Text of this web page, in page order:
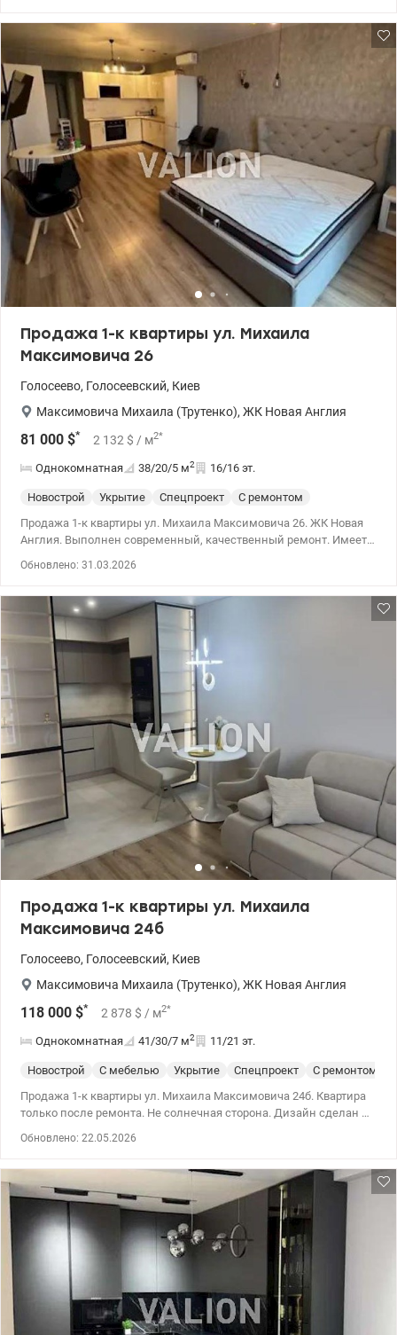
создают дополнительный комфорт для жителей. 044 200 10 80
valion.ua/1145787
Продажа 1-к квартиры ул. Михаила
Максимовича 26
Голосеево, Голосеевский, Киев
Максимовича Михаила (Трутенко), ЖК Новая Англия
81 000 $* 2 132 $ / м2*
Однокомнатная 38/20/5 м2 16/16 эт.
Новострой Укрытие Спецпроект
С ремонтом
Продажа 1-к квартиры ул. Михаила Максимовича 26. ЖК Новая
Англия. Выполнен современный, качественный ремонт. Имеет
всю необходимую инфраструктуру для комфортного
проживания. 044 200 10 80 valion.ua/1145391
Обновлено: 31.03.2026
Продажа 1-к квартиры ул. Михаила
Максимовича 24б
Голосеево, Голосеевский, Киев
Максимовича Михаила (Трутенко), ЖК Новая Англия
118 000 $* 2 878 $ / м2*
Однокомнатная 41/30/7 м2 11/21 эт.
Новострой С мебелью Укрытие Спецпроект
С ремонтом
Продажа 1-к квартиры ул. Михаила Максимовича 24б. Квартира
только после ремонта. Не солнечная сторона. Дизайн сделан в
valion.ua/1145192
Обновлено: 22.05.2026